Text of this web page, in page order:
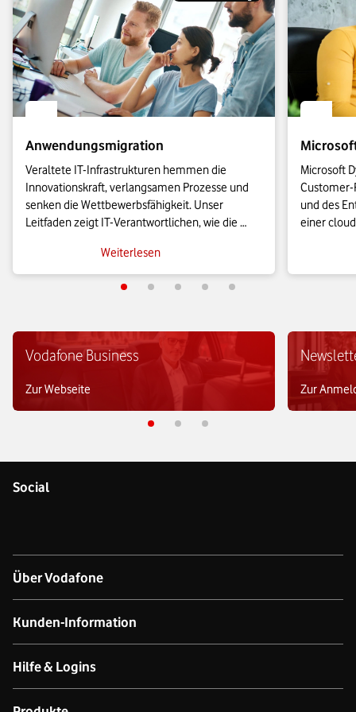
Anwendungsmigration
Veraltete IT-Infrastrukturen hemmen die
Innovationskraft, verlangsamen Prozesse und
senken die Wettbewerbsfähigkeit. Unser
Leitfaden zeigt IT-Verantwortlichen, wie die
gelingt und wie sich geschäftskritische Prozesse
agil skalieren lassen.
Weiterlesen
Microsoft
Customer-
und des
einer
Vodafone Business
Zur Webseite Zur
Social
Über Vodafone
Über das Unternehmen
Netzabdeckung Mobilfunk
Kunden-Information
Kontakt für Geschäftskund:innen
Hilfe & Logins
Produkt- & technischer Support